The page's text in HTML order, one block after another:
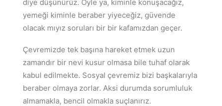
diye düşünürüz. Öyle ya, kiminle konuşacağız,
yemeği kiminle beraber yiyeceğiz, güvende
olacak mıyız soruları bir bir kafamızdan geçer.
Çevremizde tek başına hareket etmek uzun
zamandır bir nevi kusur olmasa bile tuhaf olarak
kabul edilmekte. Sosyal çevremiz bizi başkalarıyla
beraber olmaya zorlar. Aksi durumda sorumluluk
almamakla, bencil olmakla suçlanırız.